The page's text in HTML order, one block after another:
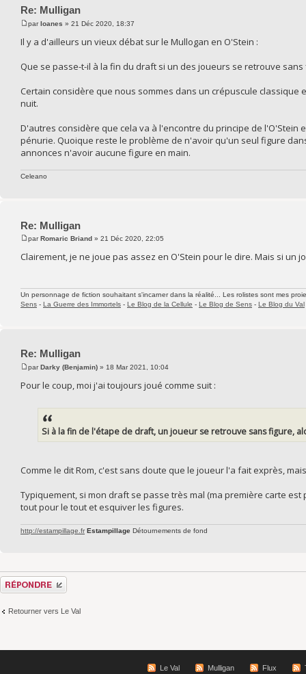
Re: Mulligan
parIoanes » 21 Déc 2020, 18:37
Il y a d'ailleurs un vieux débat sur le Mullogan en O'Stein :
Que se passe-t-il à la fin du draft si un des joueurs se retrouve sans
Certain considère que nous sommes dans un crépuscule
nuit.
D'autres considère que cela va à l'encontre du principe de
pénurie. Quoique reste le problème de n'avoir qu'un seul figure
annonces n'avoir aucune figure en main.
Celeano
Re: Mulligan
parRomaric Briand » 21 Déc 2020, 22:05
Clairement, je ne joue pas assez en O'Stein pour le dire. Mais si
Un personnage de fiction souhaitant s'incarner dans la réalité... Les rolistes sont mes
Sens - La Guerre des Immortels - Le Blog de la Cellule - Le Blog de Sens - Le Blog du Val
Re: Mulligan
parDarky (Benjamin) » 18 Mar 2021, 10:04
Pour le coup, moi j'ai toujours joué comme suit :
Si à la fin de l'étape de draft, un joueur se retrouve sans figure,
Comme le dit Rom, c'est sans doute que le joueur l'a fait exprès,
Typiquement, si mon draft se passe très mal (ma première carte
tout pour le tout et esquiver les figures.
http://estampillage.fr Estampillage Détournements de fond
Répondre
Retourner vers Le Val
Le Val Mulligan Flux